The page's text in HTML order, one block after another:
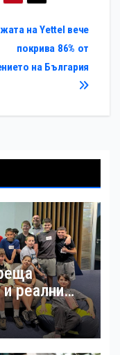
за
слушалки
на Yettel вече
покрива 86% от
на България
реални